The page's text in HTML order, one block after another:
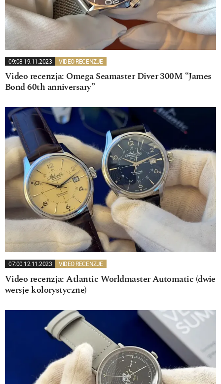
09:08 19.11.2023 VIDEO RECENZJE
Video recenzja: Omega Seamaster Diver 300M “James
Bond 60th anniversary”
07:00 12.11.2023 VIDEO RECENZJE
Video recenzja: Atlantic Worldmaster Automatic (dwie
wersje kolorystyczne)